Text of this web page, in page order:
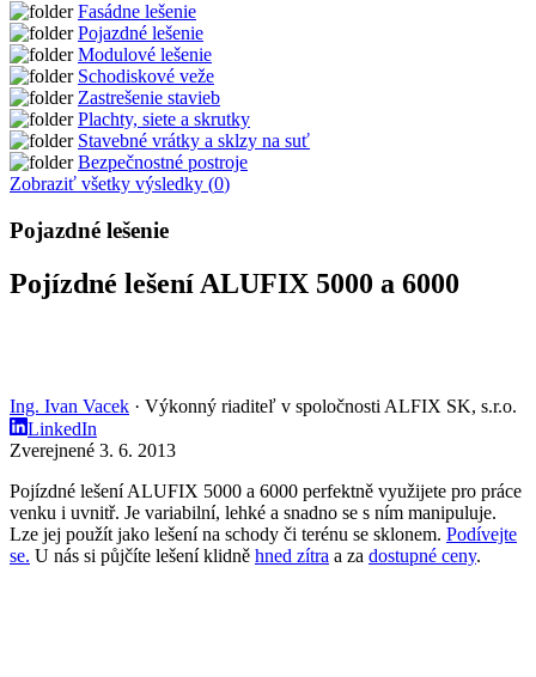
Fasádne lešenie
Pojazdné lešenie
Modulové lešenie
Schodiskové veže
Zastrešenie stavieb
Plachty, siete a skrutky
Stavebné vrátky a sklzy na suť
Bezpečnostné postroje
Zobraziť všetky výsledky (0)
Pojazdné lešenie
Pojízdné lešení ALUFIX 5000 a 6000
Ing. Ivan Vacek · Výkonný riaditeľ v spoločnosti ALFIX SK, s.r.o.
LinkedIn
Zverejnené 3. 6. 2013
Pojízdné lešení ALUFIX 5000 a 6000 perfektně využijete pro práce
venku i uvnitř. Je variabilní, lehké a snadno se s ním manipuluje.
Lze jej použít jako lešení na schody či terénu se sklonem. Podívejte
se. U nás si půjčíte lešení klidně hned zítra a za dostupné ceny.